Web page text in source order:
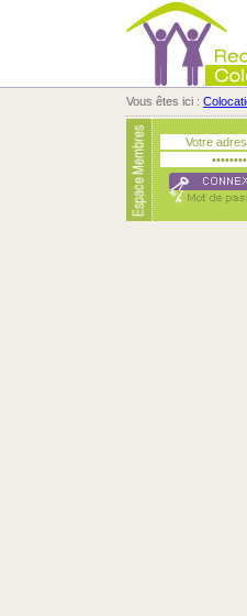
Vous êtes ici :